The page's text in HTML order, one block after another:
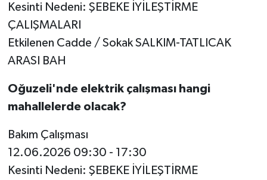
Kesinti Nedeni: ŞEBEKE İYİLEŞTİRME
ÇALIŞMALARI
Etkilenen Cadde / Sokak SALKIM-TATLICAK
ARASI BAH
Oğuzeli'nde elektrik çalışması hangi
mahallelerde olacak?
Bakım Çalışması
12.06.2026 09:30 - 17:30
Kesinti Nedeni: ŞEBEKE İYİLEŞTİRME